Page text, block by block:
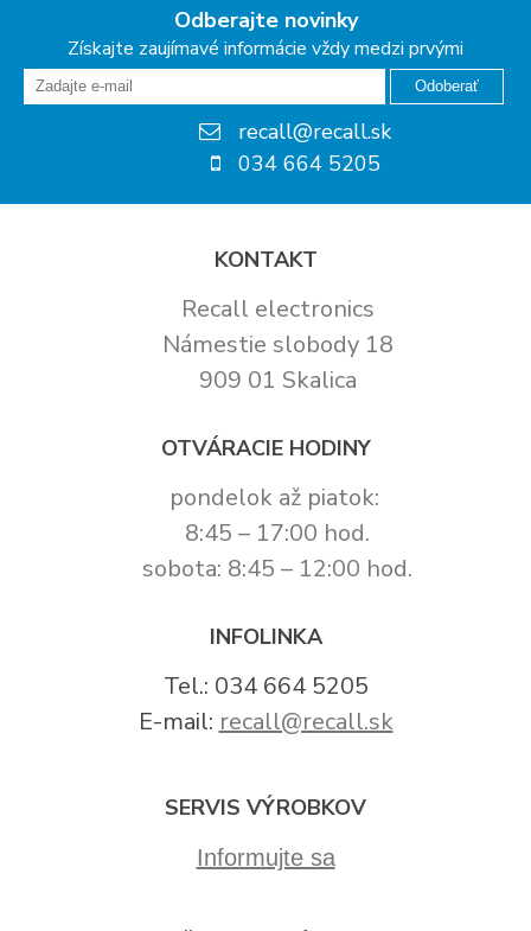
Odberajte novinky
Získajte zaujímavé informácie vždy medzi prvými
Odoberať
recall@recall.sk
034 664 5205
KONTAKT
Recall electronics
Námestie slobody 18
909 01 Skalica
OTVÁRACIE HODINY
pondelok až piatok:
8:45 – 17:00 hod.
sobota: 8:45 – 12:00 hod.
INFOLINKA
Tel.: 034 664 5205
E-mail: recall@recall.sk
SERVIS VÝROBKOV
Informujte sa